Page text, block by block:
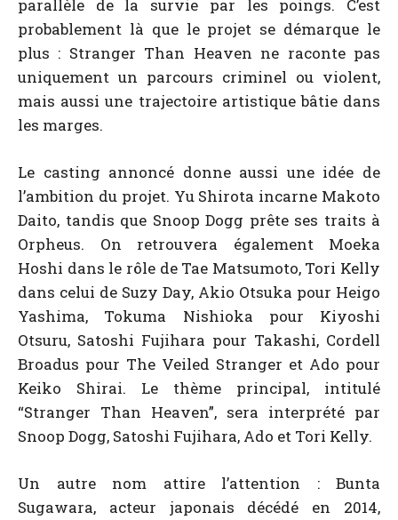
parallèle de la survie par les poings. C’est
probablement là que le projet se démarque le
plus : Stranger Than Heaven ne raconte pas
uniquement un parcours criminel ou violent,
mais aussi une trajectoire artistique bâtie dans
les marges.
Le casting annoncé donne aussi une idée de
l’ambition du projet. Yu Shirota incarne Makoto
Daito, tandis que Snoop Dogg prête ses traits à
Orpheus. On retrouvera également Moeka
Hoshi dans le rôle de Tae Matsumoto, Tori Kelly
dans celui de Suzy Day, Akio Otsuka pour Heigo
Yashima, Tokuma Nishioka pour Kiyoshi
Otsuru, Satoshi Fujihara pour Takashi, Cordell
Broadus pour The Veiled Stranger et Ado pour
Keiko Shirai. Le thème principal, intitulé
“Stranger Than Heaven”, sera interprété par
Snoop Dogg, Satoshi Fujihara, Ado et Tori Kelly.
Un autre nom attire l’attention : Bunta
Sugawara, acteur japonais décédé en 2014,